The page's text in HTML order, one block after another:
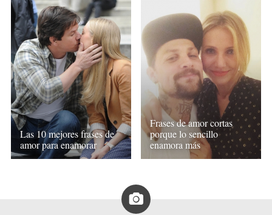
Las 10 mejores frases de
amor para enamorar
Frases de amor cortas
porque lo sencillo
enamora más